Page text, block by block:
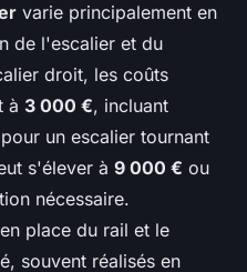
varie principalement en
de l'escalier et du
droit, les coûts
à 3 000 €, incluant
un escalier tournant
s'élever à 9 000 € ou
nécessaire.
place du rail et le
souvent réalisés en